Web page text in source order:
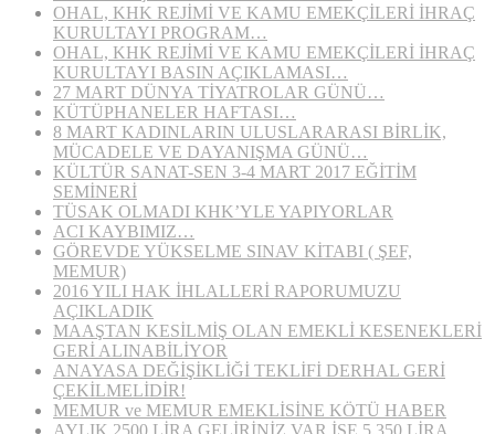
OHAL, KHK REJİMİ VE KAMU EMEKÇİLERİ İHRAÇ
KURULTAYI PROGRAM…
OHAL, KHK REJİMİ VE KAMU EMEKÇİLERİ İHRAÇ
KURULTAYI BASIN AÇIKLAMASI…
27 MART DÜNYA TİYATROLAR GÜNÜ…
KÜTÜPHANELER HAFTASI…
8 MART KADINLARIN ULUSLARARASI BİRLİK,
MÜCADELE VE DAYANIŞMA GÜNÜ…
KÜLTÜR SANAT-SEN 3-4 MART 2017 EĞİTİM
SEMİNERİ
TÜSAK OLMADI KHK’YLE YAPIYORLAR
ACI KAYBIMIZ…
GÖREVDE YÜKSELME SINAV KİTABI ( ŞEF,
MEMUR)
2016 YILI HAK İHLALLERİ RAPORUMUZU
AÇIKLADIK
MAAŞTAN KESİLMİŞ OLAN EMEKLİ KESENEKLERİ
GERİ ALINABİLİYOR
ANAYASA DEĞİŞİKLİĞİ TEKLİFİ DERHAL GERİ
ÇEKİLMELİDİR!
MEMUR ve MEMUR EMEKLİSİNE KÖTÜ HABER
AYLIK 2500 LİRA GELİRİNİZ VAR İSE 5.350 LİRA